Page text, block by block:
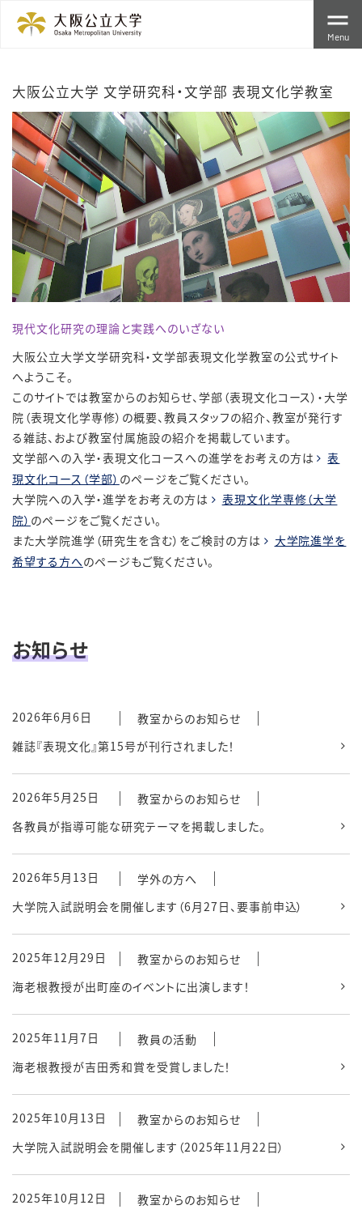
Menu
大阪公立大学 文学研究科・文学部 表現文化学教室
現代文化研究の理論と実践へのいざない
大阪公立大学文学研究科・文学部表現文化学教室の公式サイト
へようこそ。
このサイトでは教室からのお知らせ、学部（表現文化コース）・大学
院（表現文化学専修）の概要、教員スタッフの紹介、教室が発行す
る雑誌、および教室付属施設の紹介を掲載しています。
文学部への入学・表現文化コースへの進学をお考えの方は
表
現文化コース（学部） のページをご覧ください。
大学院への入学・進学をお考えの方は
表現文化学専修（大学
院） のページをご覧ください。
また大学院進学（研究生を含む）をご検討の方は
大学院進学を
希望する方へのページもご覧ください。
お知らせ
2026年6月6日
教室からのお知らせ
雑誌『表現文化』第15号が刊行されました！
2026年5月25日
教室からのお知らせ
各教員が指導可能な研究テーマを掲載しました。
2026年5月13日
学外の方へ
大学院入試説明会を開催します（6月27日、要事前申込）
2025年12月29日
教室からのお知らせ
海老根教授が出町座のイベントに出演します！
2025年11月7日
教員の活動
海老根教授が吉田秀和賞を受賞しました！
2025年10月13日
教室からのお知らせ
大学院入試説明会を開催します（2025年11月22日）
2025年10月12日
教室からのお知らせ